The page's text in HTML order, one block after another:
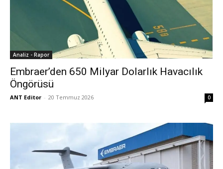
Analiz - Rapor
Embraer’den 650 Milyar Dolarlık Havacılık
Öngörüsü
ANT Editor - 20 Temmuz 2026 0